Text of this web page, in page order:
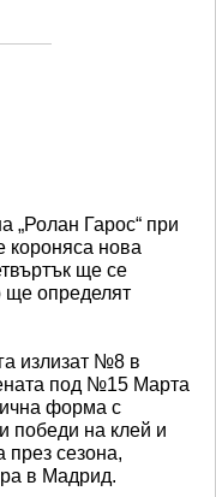
„Ролан Гарос“ при
короняса нова
ще се
ще определят
излизат №8 в
под №15 Марта
форма с
победи на клей и
през сезона,
в Мадрид.